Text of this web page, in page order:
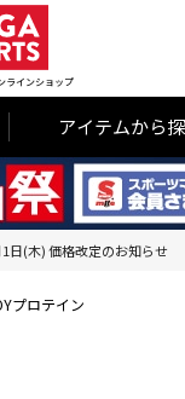
ラインショップ
アイテムから
日(木) 価格改定のお知らせ
プロテイン